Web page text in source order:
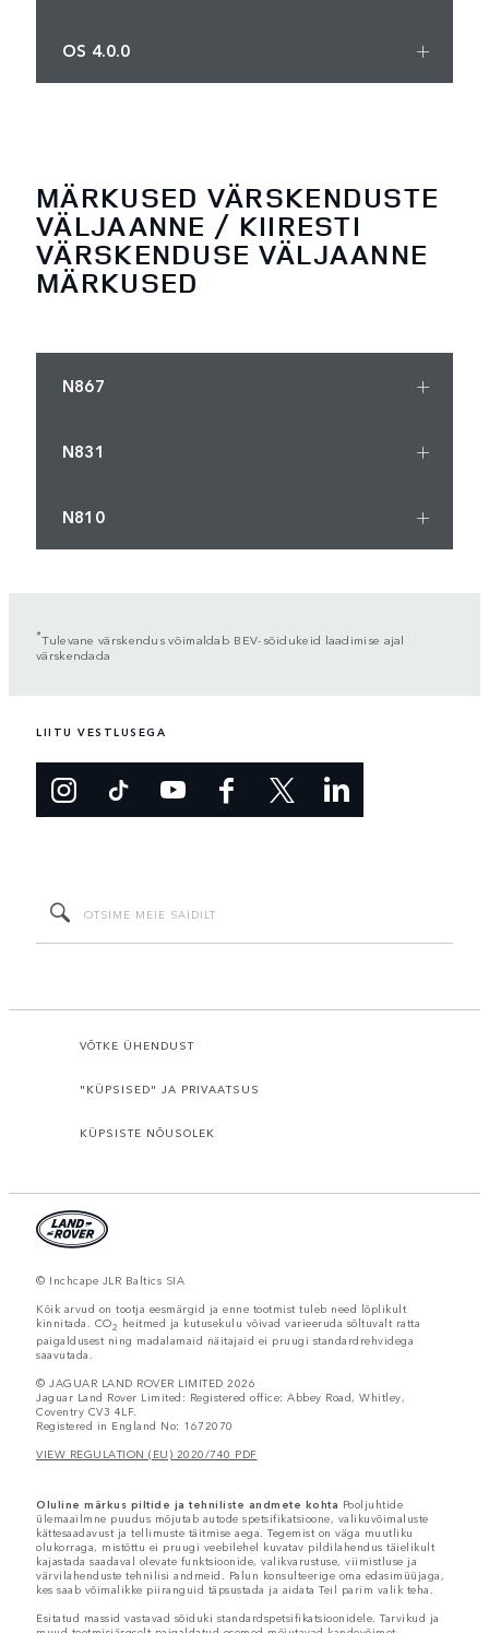
OS 4.0.0
MÄRKUSED VÄRSKENDUSTE
VÄLJAANNE / KIIRESTI
VÄRSKENDUSE VÄLJAANNE
MÄRKUSED
N867
N831
N810
*Tulevane värskendus võimaldab BEV-sõidukeid laadimise ajal
värskendada
LIITU VESTLUSEGA
VÕTKE ÜHENDUST
"KÜPSISED" JA PRIVAATSUS
KÜPSISTE NÕUSOLEK
© Inchcape JLR Baltics SIA
Kõik arvud on tootja eesmärgid ja enne tootmist tuleb need lõplikult
kinnitada. CO2 heitmed ja kutusekulu võivad varieeruda sõltuvalt ratta
paigaldusest ning madalamaid näitajaid ei pruugi standardrehvidega
saavutada.
© JAGUAR LAND ROVER LIMITED 2026
Jaguar Land Rover Limited: Registered office: Abbey Road, Whitley,
Coventry CV3 4LF.
Registered in England No: 1672070
VIEW REGULATION (EU) 2020/740 PDF
Oluline märkus piltide ja tehniliste andmete kohta Pooljuhtide
ülemaailmne puudus mõjutab autode spetsifikatsioone, valikuvõimaluste
kättesaadavust ja tellimuste täitmise aega. Tegemist on väga muutliku
olukorraga, mistõttu ei pruugi veebilehel kuvatav pildilahendus täielikult
kajastada saadaval olevate funktsioonide, valikvarustuse, viimistluse ja
värvilahenduste tehnilisi andmeid. Palun konsulteerige oma edasimüüjaga,
kes saab võimalikke piiranguid täpsustada ja aidata Teil parim valik teha.
Esitatud massid vastavad sõiduki standardspetsifikatsioonidele. Tarvikud ja